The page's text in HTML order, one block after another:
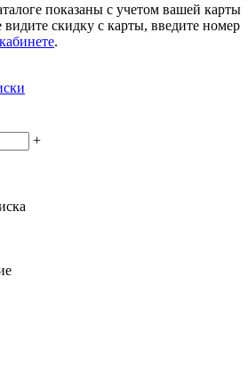
показаны с учетом вашей карты
скидку с карты, введите номер
.
+